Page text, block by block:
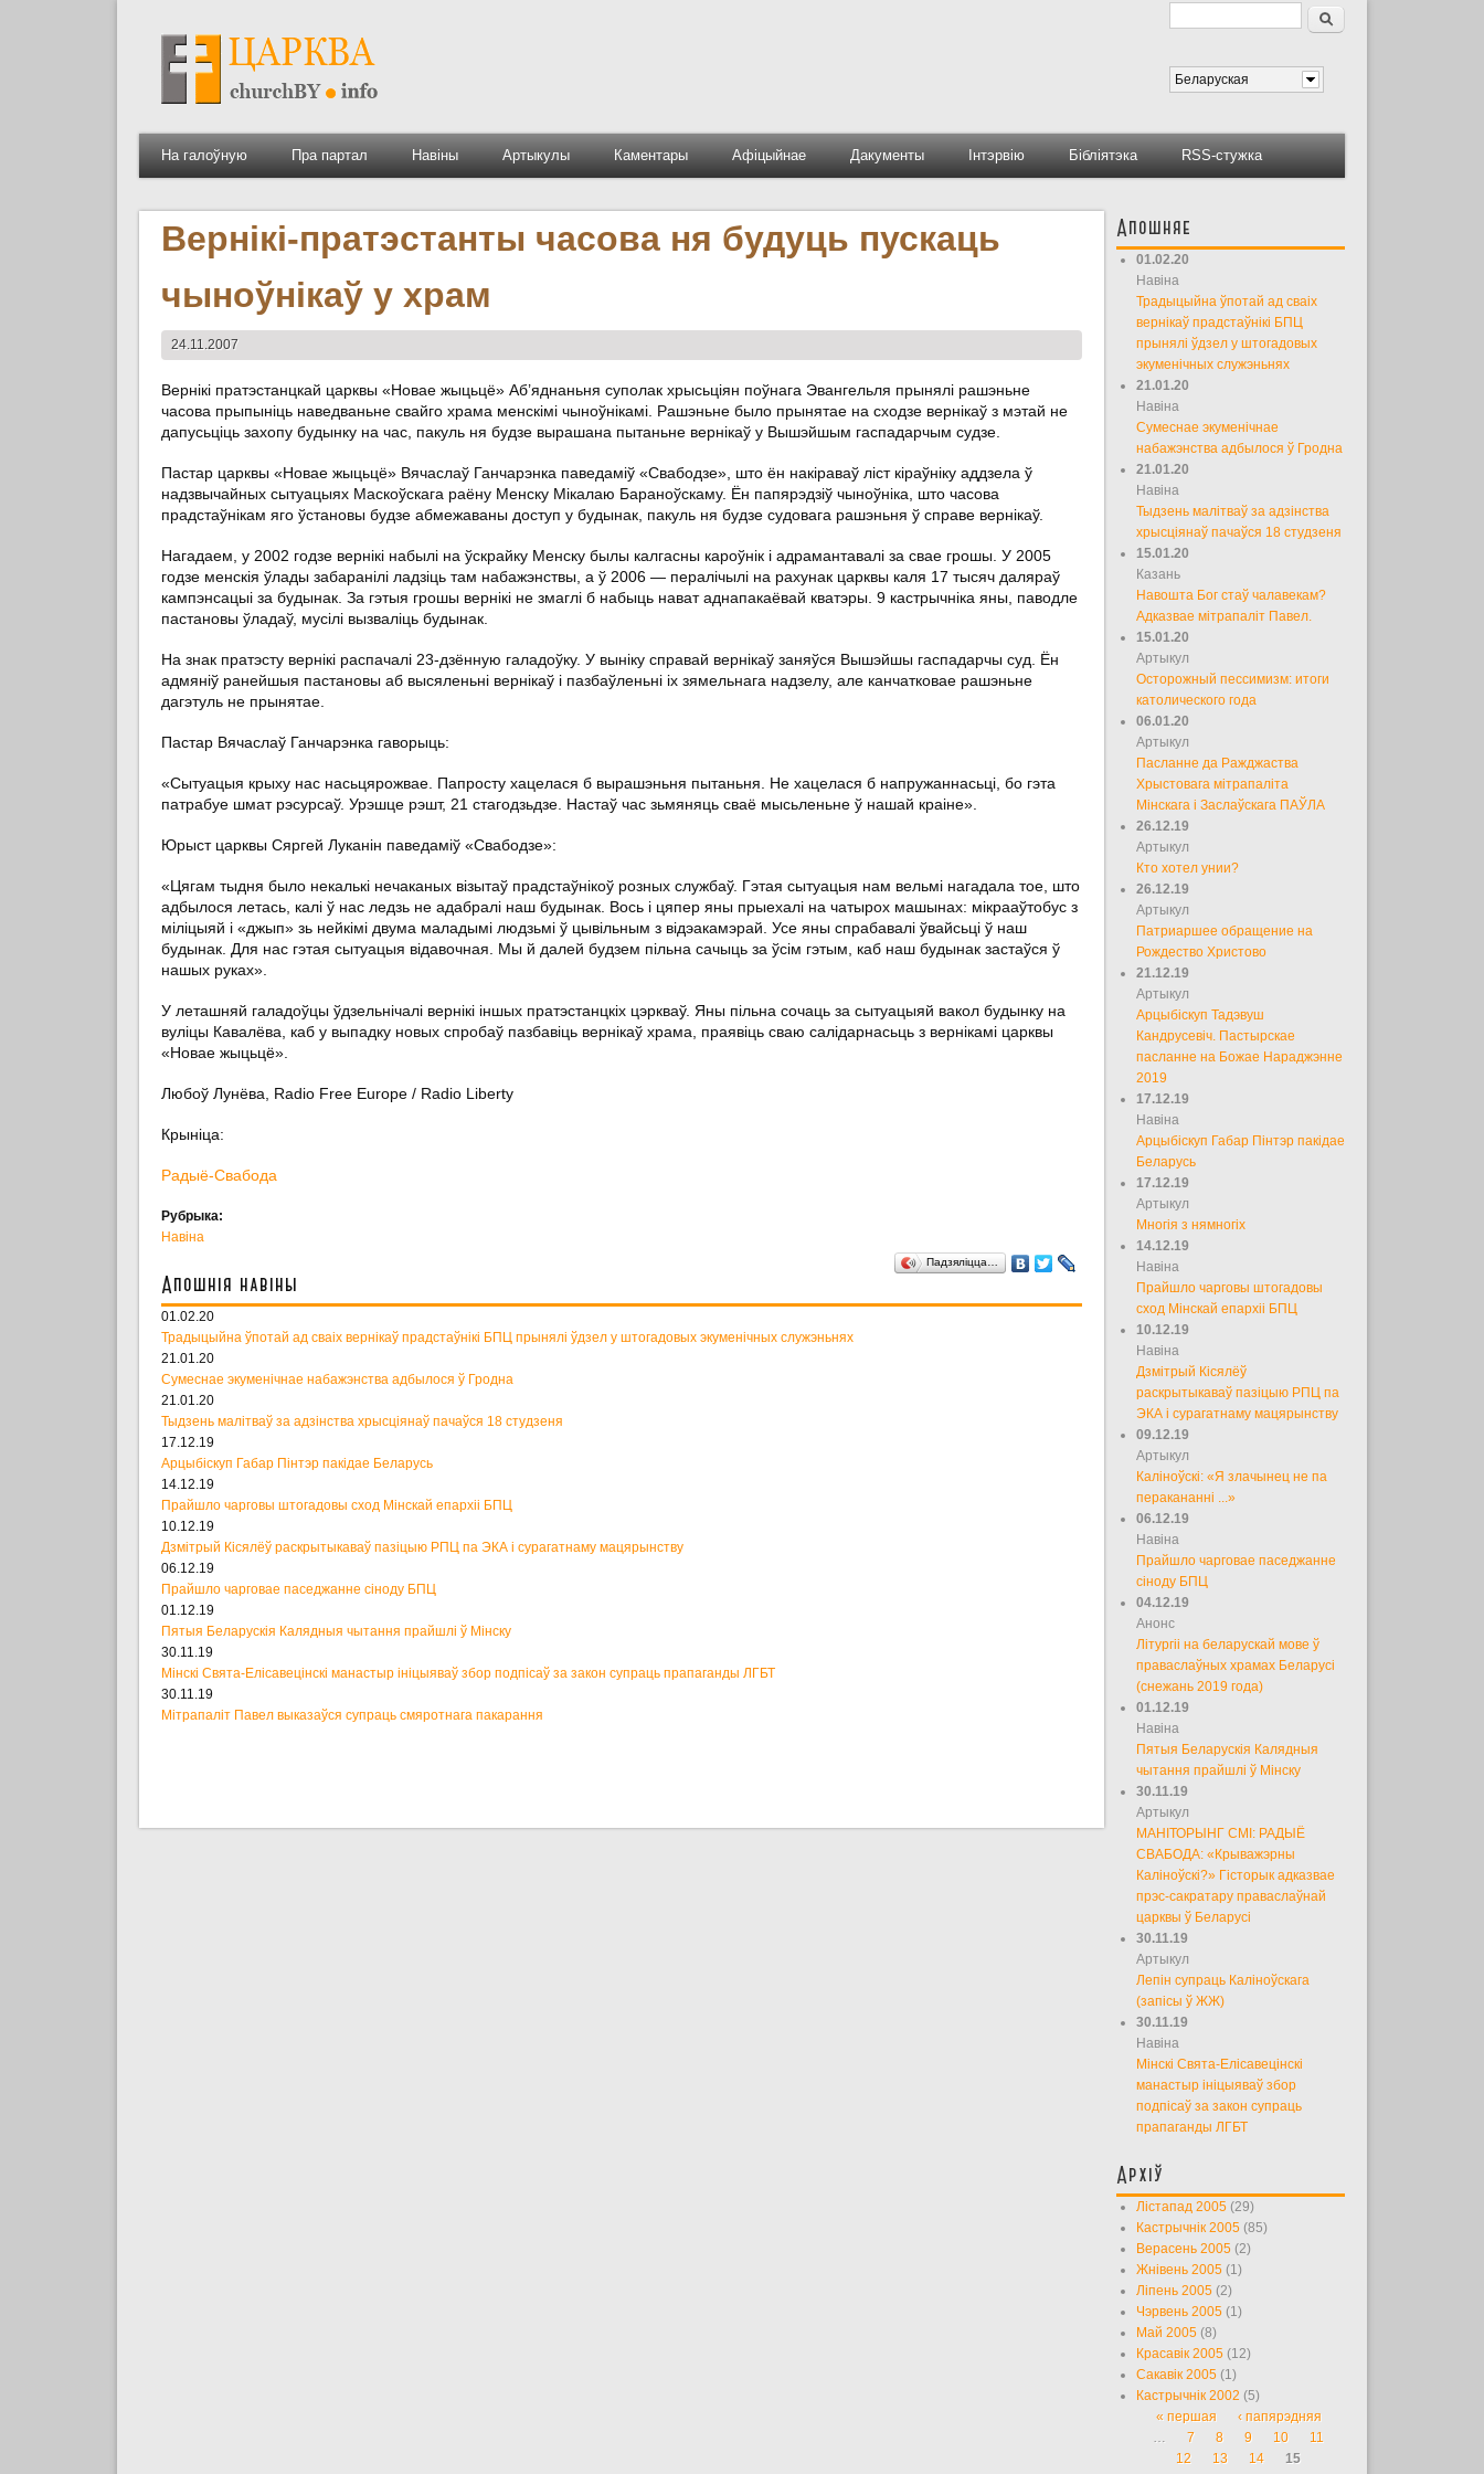
Форма пошуку
Пошук
Беларуская
На галоўную Пра партал Навіны Артыкулы Каментары Афіцыйнае Дакументы Інтэрвію Бібліятэка RSS-стужка
Вернікі-пратэстанты часова ня будуць пускаць
чыноўнікаў у храм
24.11.2007
Вернікі пратэстанцкай царквы «Новае жыцьцё» Аб’яднаньня суполак хрысьціян поўнага Эвангельля прынялі рашэньне
часова прыпыніць наведваньне свайго храма менскімі чыноўнікамі. Рашэньне было прынятае на сходзе вернікаў з мэтай не
дапусьціць захопу будынку на час, пакуль ня будзе вырашана пытаньне вернікаў у Вышэйшым гаспадарчым судзе.
Пастар царквы «Новае жыцьцё» Вячаслаў Ганчарэнка паведаміў «Свабодзе», што ён накіраваў ліст кіраўніку аддзела ў
надзвычайных сытуацыях Маскоўскага раёну Менску Мікалаю Бараноўскаму. Ён папярэдзіў чыноўніка, што часова
прадстаўнікам яго ўстановы будзе абмежаваны доступ у будынак, пакуль ня будзе судовага рашэньня ў справе вернікаў.
Нагадаем, у 2002 годзе вернікі набылі на ўскрайку Менску былы калгасны кароўнік і адрамантавалі за свае грошы. У 2005
годзе менскія ўлады забаранілі ладзіць там набажэнствы, а ў 2006 — пералічылі на рахунак царквы каля 17 тысяч даляраў
кампэнсацыі за будынак. За гэтыя грошы вернікі не змаглі б набыць нават аднапакаёвай кватэры. 9 кастрычніка яны, паводле
пастановы ўладаў, мусілі вызваліць будынак.
На знак пратэсту вернікі распачалі 23‑дзённую галадоўку. У выніку справай вернікаў заняўся Вышэйшы гаспадарчы суд. Ён
адмяніў ранейшыя пастановы аб высяленьні вернікаў і пазбаўленьні іх зямельнага надзелу, але канчатковае рашэньне
дагэтуль не прынятае.
Пастар Вячаслаў Ганчарэнка гаворыць:
«Сытуацыя крыху нас насьцярожвае. Папросту хацелася б вырашэньня пытаньня. Не хацелася б напружаннасьці, бо гэта
патрабуе шмат рэсурсаў. Урэшце рэшт, 21 стагодзьдзе. Настаў час зьмяняць сваё мысьленьне ў нашай краіне».
Юрыст царквы Сяргей Луканін паведаміў «Свабодзе»:
«Цягам тыдня было некалькі нечаканых візытаў прадстаўнікоў розных службаў. Гэтая сытуацыя нам вельмі нагадала тое, што
адбылося летась, калі ў нас ледзь не адабралі наш будынак. Вось і цяпер яны прыехалі на чатырох машынах: мікрааўтобус з
міліцыяй і «джып» зь нейкімі двума маладымі людзьмі ў цывільным з відэакамэрай. Усе яны спрабавалі ўвайсьці ў наш
будынак. Для нас гэтая сытуацыя відавочная. Мы й далей будзем пільна сачыць за ўсім гэтым, каб наш будынак застаўся ў
нашых руках».
У леташняй галадоўцы ўдзельнічалі вернікі іншых пратэстанцкіх цэркваў. Яны пільна сочаць за сытуацыяй вакол будынку на
вуліцы Кавалёва, каб у выпадку новых спробаў пазбавіць вернікаў храма, праявіць сваю салідарнасьць з вернікамі царквы
«Новае жыцьцё».
Любоў Лунёва, Radio Free Europe / Radio Liberty
Крыніца:
Радыё-Свабода
Рубрыка:
Навіна
Падзяліцца…
Апошнія навіны
01.02.20
Традыцыйна ўпотай ад сваіх вернікаў прадстаўнікі БПЦ прынялі ўдзел у штогадовых экуменічных служэньнях
21.01.20
Сумеснае экуменічнае набажэнства адбылося ў Гродна
21.01.20
Тыдзень малітваў за адзінства хрысціянаў пачаўся 18 студзеня
17.12.19
Арцыбіскуп Габар Пінтэр пакідае Беларусь
14.12.19
Прайшло чарговы штогадовы сход Мінскай епархіі БПЦ
10.12.19
Дзмітрый Кісялёў раскрытыкаваў пазіцыю РПЦ па ЭКА і сурагатнаму мацярынству
06.12.19
Прайшло чарговае паседжанне сіноду БПЦ
01.12.19
Пятыя Беларускія Калядныя чытання прайшлі ў Мінску
30.11.19
Мінскі Свята-Елісавецінскі манастыр ініцыяваў збор подпісаў за закон супраць прапаганды ЛГБТ
30.11.19
Мітрапаліт Павел выказаўся супраць смяротнага пакарання
Апошняе
01.02.20
Навіна
Традыцыйна ўпотай ад сваіх
вернікаў прадстаўнікі БПЦ
прынялі ўдзел у штогадовых
экуменічных служэньнях
21.01.20
Навіна
Сумеснае экуменічнае
набажэнства адбылося ў Гродна
21.01.20
Навіна
Тыдзень малітваў за адзінства
хрысціянаў пачаўся 18 студзеня
15.01.20
Казань
Навошта Бог стаў чалавекам?
Адказвае мітрапаліт Павел.
15.01.20
Артыкул
Осторожный пессимизм: итоги
католического года
06.01.20
Артыкул
Пасланне да Ражджаства
Хрыстовага мітрапаліта
Мінскага і Заслаўскага ПАЎЛА
26.12.19
Артыкул
Кто хотел унии?
26.12.19
Артыкул
Патриаршее обращение на
Рождество Христово
21.12.19
Артыкул
Арцыбіскуп Тадэвуш
Кандрусевіч. Пастырскае
пасланне на Божае Нараджэнне
2019
17.12.19
Навіна
Арцыбіскуп Габар Пінтэр пакідае
Беларусь
17.12.19
Артыкул
Многія з нямногіх
14.12.19
Навіна
Прайшло чарговы штогадовы
сход Мінскай епархіі БПЦ
10.12.19
Навіна
Дзмітрый Кісялёў
раскрытыкаваў пазіцыю РПЦ па
ЭКА і сурагатнаму мацярынству
09.12.19
Артыкул
Каліноўскі: «Я злачынец не па
перакананні ...»
06.12.19
Навіна
Прайшло чарговае паседжанне
сіноду БПЦ
04.12.19
Анонс
Літургіі на беларускай мове ў
праваслаўных храмах Беларусі
(снежань 2019 года)
01.12.19
Навіна
Пятыя Беларускія Калядныя
чытання прайшлі ў Мінску
30.11.19
Артыкул
МАНІТОРЫНГ СМІ: РАДЫЁ
СВАБОДА: «Крыважэрны
Каліноўскі?» Гісторык адказвае
прэс-сакратару праваслаўнай
царквы ў Беларусі
30.11.19
Артыкул
Лепін супраць Каліноўскага
(запісы ў ЖЖ)
30.11.19
Навіна
Мінскі Свята-Елісавецінскі
манастыр ініцыяваў збор
подпісаў за закон супраць
прапаганды ЛГБТ
Архіў
Лістапад 2005 (29)
Кастрычнік 2005 (85)
Верасень 2005 (2)
Жнівень 2005 (1)
Ліпень 2005 (2)
Чэрвень 2005 (1)
Май 2005 (8)
Красавік 2005 (12)
Сакавік 2005 (1)
Кастрычнік 2002 (5)
Старонкі
« першая
‹ папярэдняя
…
7 8 9 10
11
12
13 14 15